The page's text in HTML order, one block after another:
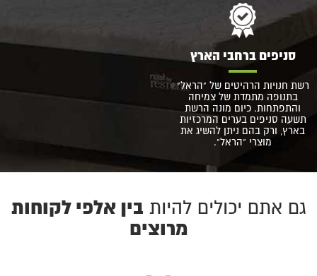
סניפים ברחבי הארץ
רשת חנויות הרהיטים של "הראל"
בתנופה מתמדת של צמיחה
והתפתחות. כיום מונה הרשת
תשעה סניפים בערים המרכזיות
בארץ, ורק בהם ניתן להשיג את
מוצרי "הראל".
גם אתם יכולים להיות בין אלפי לקוחות
מרוצים